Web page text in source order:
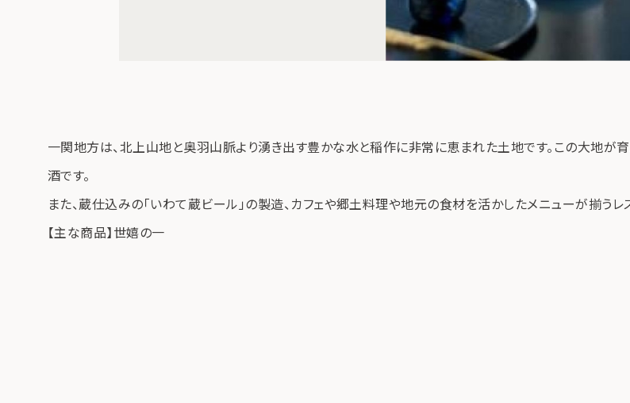
一関地方は、北上山地と奥羽山脈より湧き出す豊かな水と稲作に非常に恵まれた土地です。この大地
酒です。
また、蔵仕込みの「いわて蔵ビール」の製造、カフェや郷土料理や地元の食材を活かしたメニューが揃うレ
【主な商品】世嬉の一